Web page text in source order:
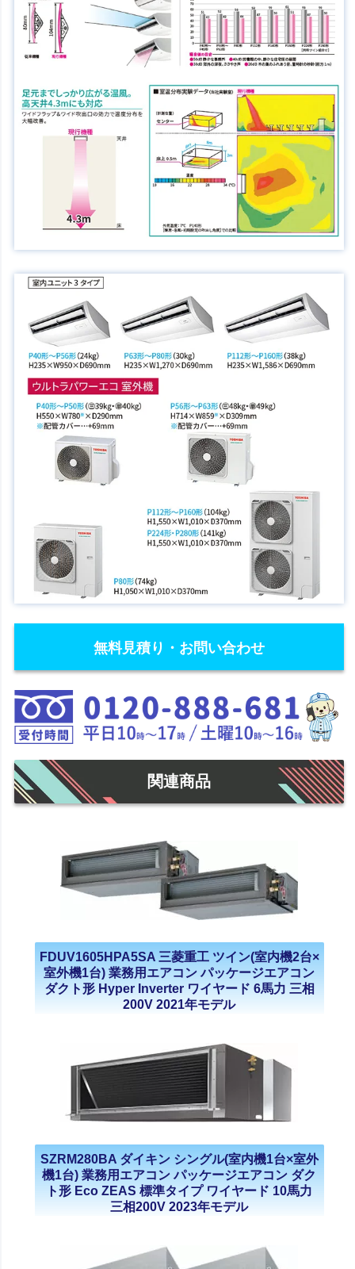
無料見積り・お問い合わせ
関連商品
FDUV1605HPA5SA 三菱重工 ツイン(室内機2台×
室外機1台) 業務用エアコン パッケージエアコン
ダクト形 Hyper Inverter ワイヤード 6馬力 三相
200V 2021年モデル
SZRM280BA ダイキン シングル(室内機1台×室外
機1台) 業務用エアコン パッケージエアコン ダク
ト形 Eco ZEAS 標準タイプ ワイヤード 10馬力
三相200V 2023年モデル